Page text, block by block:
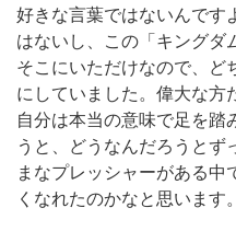
好きな言葉ではないんです
はないし、この「キングダ
そこにいただけなので、ど
にしていました。偉大な方
自分は本当の意味で足を踏
うと、どうなんだろうとず
まなプレッシャーがある中
くなれたのかなと思います。